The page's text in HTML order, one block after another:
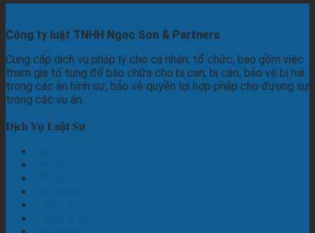
Công ty luật TNHH Ngoc Son & Partners
Cung cấp dịch vụ pháp lý cho cá nhân, tổ chức, bao gồm việc
tham gia tố tụng để bào chữa cho bị can, bị cáo, bảo vệ bị hại
trong các án hình sự, bảo vệ quyền lợi hợp pháp cho đương sự
trong các vụ án.
Dịch Vụ Luật Sư